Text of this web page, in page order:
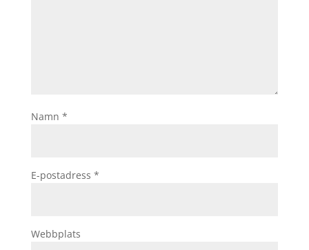
Namn *
E-postadress *
Webbplats